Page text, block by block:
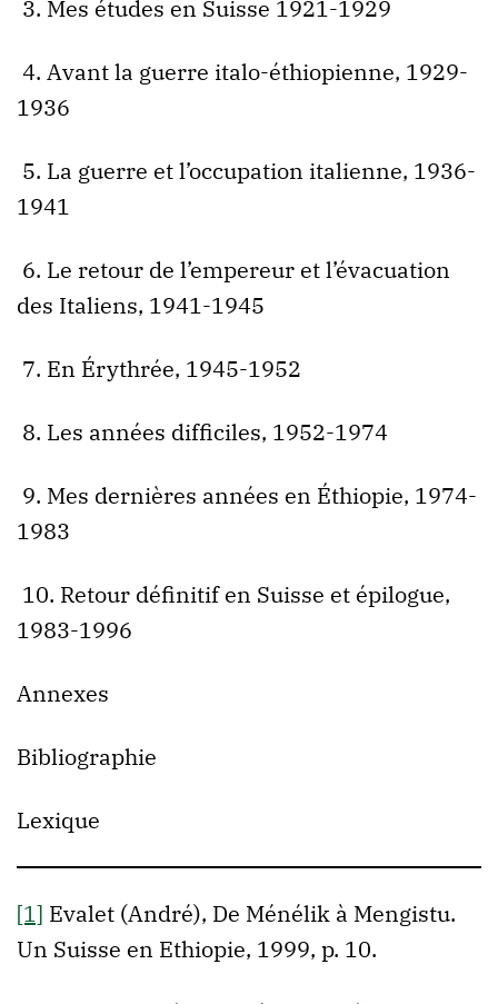
3. Mes études en Suisse 1921-1929
4. Avant la guerre italo-éthiopienne, 1929-
1936
5. La guerre et l’occupation italienne, 1936-
1941
6. Le retour de l’empereur et l’évacuation
des Italiens, 1941-1945
7. En Érythrée, 1945-1952
8. Les années difficiles, 1952-1974
9. Mes dernières années en Éthiopie, 1974-
1983
10. Retour définitif en Suisse et épilogue,
1983-1996
Annexes
Bibliographie
Lexique
[1] Evalet (André), De Ménélik à Mengistu.
Un Suisse en Ethiopie, 1999, p. 10.